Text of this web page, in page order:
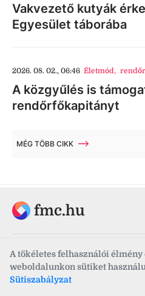
A tökéletes felhasználói élmény
weboldalunkon sütiket
Sütiszabályzat
Vakvezető kutyák
Egyesület táborába
2026. 08. 02., 06:46 Életmód,
A közgyűlés is
rendőrfőkapitányt
MÉG TÖBB CIKK
fmc.hu
Fehérvár Médiacentrum